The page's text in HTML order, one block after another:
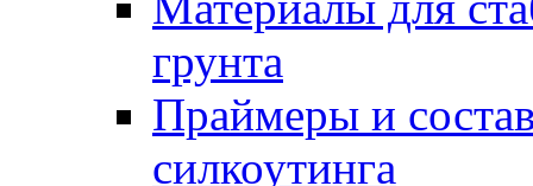
грунта
Праймеры и
силкоутинга